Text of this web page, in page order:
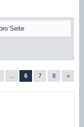
... 6 7 8 »